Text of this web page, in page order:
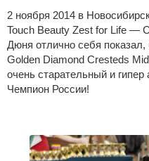
2 ноября 2014 в
Touch Beauty Zest for Life —
Дюня отлично себя
Golden Diamond Cresteds
очень старательный и
Чемпион России!